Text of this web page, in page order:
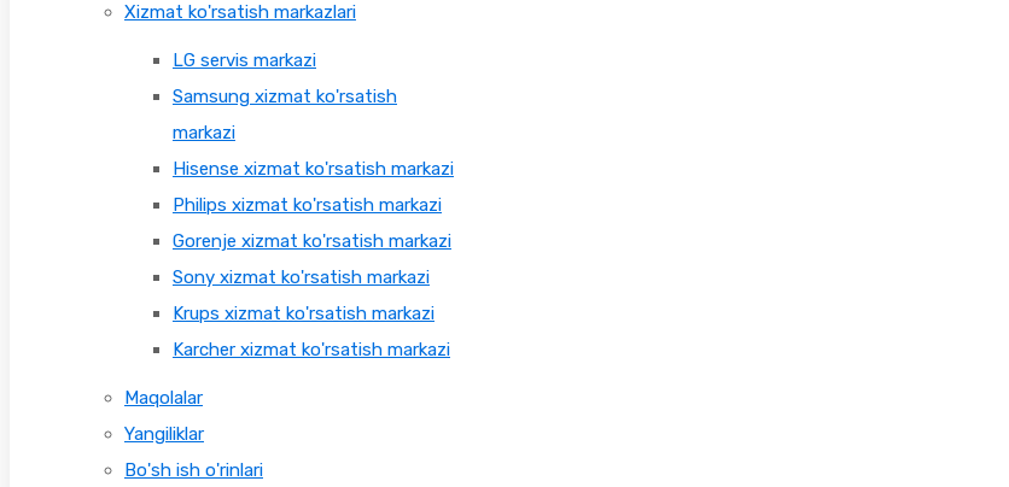
Xizmat ko'rsatish markazlari
LG servis markazi
Samsung xizmat ko'rsatish
markazi
Hisense xizmat ko'rsatish markazi
Philips xizmat ko'rsatish markazi
Gorenje xizmat ko'rsatish markazi
Sony xizmat ko'rsatish markazi
Krups xizmat ko'rsatish markazi
Karcher xizmat ko'rsatish markazi
Maqolalar
Yangiliklar
Bo'sh ish o'rinlari